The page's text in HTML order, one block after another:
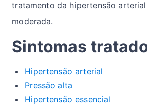
tratamento da hipertensão
moderada.
Sintomas
Hipertensão arterial
Pressão alta
Hipertensão essencial